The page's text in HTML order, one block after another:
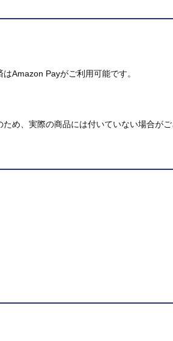
Amazon Payがご利用可能です。
め、実際の商品には付いていない場合がご